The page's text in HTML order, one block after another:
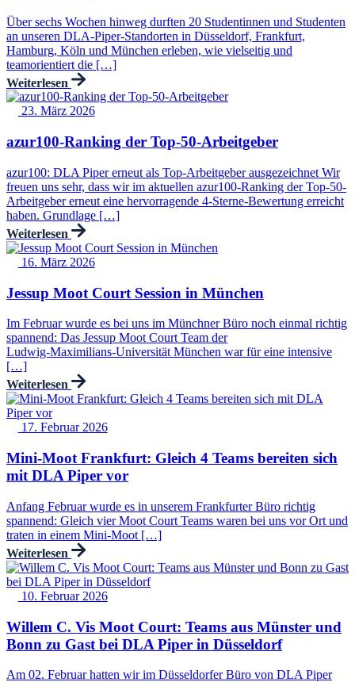
Über sechs Wochen hinweg durften 20 Studentinnen und Studenten
an unseren DLA‑Piper‑Standorten in Düsseldorf, Frankfurt,
Hamburg, Köln und München erleben, wie vielseitig und
teamorientiert die […]
Weiterlesen
23. März 2026
azur100-Ranking der Top-50-Arbeitgeber
azur100: DLA Piper erneut als Top-Arbeitgeber ausgezeichnet Wir
freuen uns sehr, dass wir im aktuellen azur100-Ranking der Top-50-
Arbeitgeber erneut eine hervorragende 4-Sterne-Bewertung erreicht
haben. Grundlage […]
Weiterlesen
16. März 2026
Jessup Moot Court Session in München
Im Februar wurde es bei uns im Münchner Büro noch einmal richtig
spannend: Das Jessup Moot Court Team der
Ludwig‑Maximilians‑Universität München war für eine intensive
[…]
Weiterlesen
17. Februar 2026
Mini-Moot Frankfurt: Gleich 4 Teams bereiten sich
mit DLA Piper vor
Anfang Februar wurde es in unserem Frankfurter Büro richtig
spannend: Gleich vier Moot Court Teams waren bei uns vor Ort und
traten in einem Mini‑Moot […]
Weiterlesen
10. Februar 2026
Willem C. Vis Moot Court: Teams aus Münster und
Bonn zu Gast bei DLA Piper in Düsseldorf
Am 02. Februar hatten wir im Düsseldorfer Büro von DLA Piper